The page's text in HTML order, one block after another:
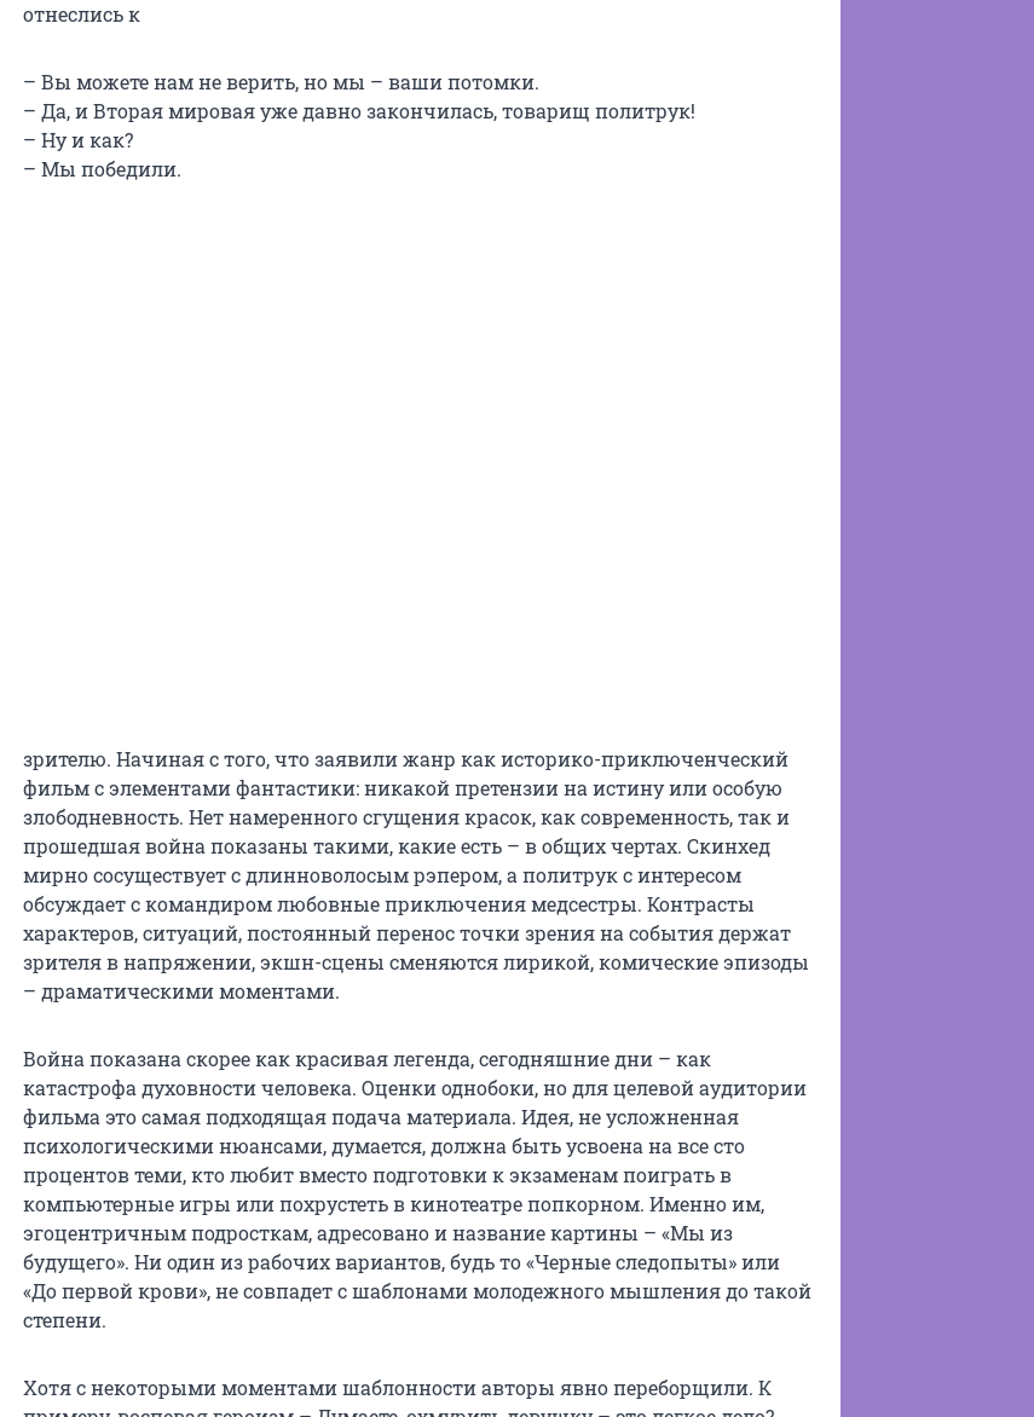
отнеслись к
– Вы можете нам не верить, но мы – ваши потомки.
– Да, и Вторая мировая уже давно закончилась, товарищ политрук!
– Ну и как?
– Мы победили.
зрителю. Начиная с того, что заявили жанр как историко-приключенческий
фильм с элементами фантастики: никакой претензии на истину или особую
злободневность. Нет намеренного сгущения красок, как современность, так и
прошедшая война показаны такими, какие есть – в общих чертах. Скинхед
мирно сосуществует с длинноволосым рэпером, а политрук с интересом
обсуждает с командиром любовные приключения медсестры. Контрасты
характеров, ситуаций, постоянный перенос точки зрения на события держат
зрителя в напряжении, экшн-сцены сменяются лирикой, комические эпизоды
– драматическими моментами.
Война показана скорее как красивая легенда, сегодняшние дни – как
катастрофа духовности человека. Оценки однобоки, но для целевой аудитории
фильма это самая подходящая подача материала. Идея, не усложненная
психологическими нюансами, думается, должна быть усвоена на все сто
процентов теми, кто любит вместо подготовки к экзаменам поиграть в
компьютерные игры или похрустеть в кинотеатре попкорном. Именно им,
эгоцентричным подросткам, адресовано и название картины – «Мы из
будущего». Ни один из рабочих вариантов, будь то «Черные следопыты» или
«До первой крови», не совпадет с шаблонами молодежного мышления до такой
степени.
Хотя с некоторыми моментами шаблонности авторы явно переборщили. К